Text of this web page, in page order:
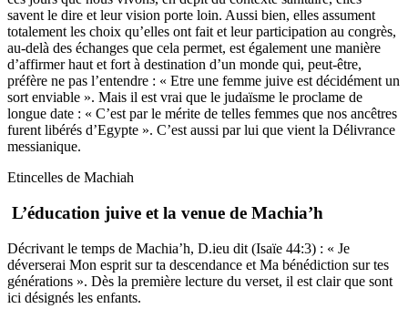
savent le dire et leur vision porte loin. Aussi bien, elles assument
totalement les choix qu’elles ont fait et leur participation au congrès,
au-delà des échanges que cela permet, est également une manière
d’affirmer haut et fort à destination d’un monde qui, peut-être,
préfère ne pas l’entendre : « Etre une femme juive est décidément un
sort enviable ». Mais il est vrai que le judaïsme le proclame de
longue date : « C’est par le mérite de telles femmes que nos ancêtres
furent libérés d’Egypte ». C’est aussi par lui que vient la Délivrance
messianique.
Etincelles de Machiah
L’éducation juive et la venue de Machia’h
Décrivant le temps de Machia’h, D.ieu dit (Isaïe 44:3) : « Je
déverserai Mon esprit sur ta descendance et Ma bénédiction sur tes
générations ». Dès la première lecture du verset, il est clair que sont
ici désignés les enfants.